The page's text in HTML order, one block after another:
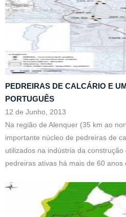
PEDREIRAS DE CALCÁRIO E
PORTUGUÊS
12 de Junho, 2013
Na região de Alenquer (35 km ao
importante núcleo de pedreiras de
utilizados na indústria da
pedreiras ativas há mais de 60 anos